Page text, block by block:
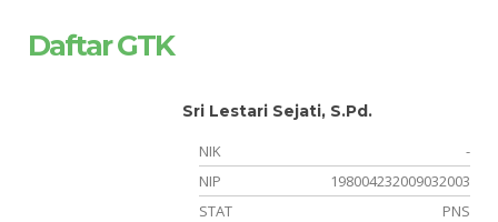
Daftar GTK
Sri Lestari Sejati, S.Pd.
NIK
-
NIP
198004232009032003
STAT
PNS